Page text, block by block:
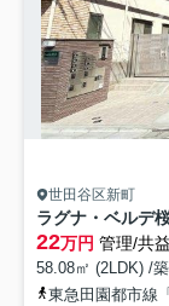
世田谷区新町
22万円 管理/共
58.08㎡ (2LDK) /
東急田園都市線